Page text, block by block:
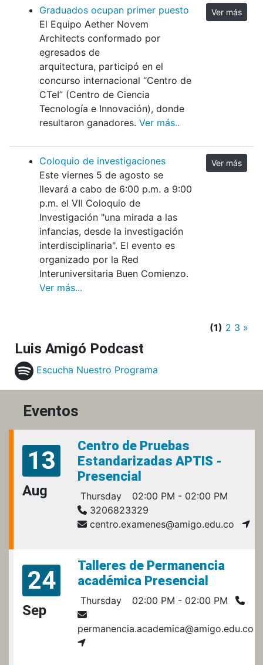
Graduados ocupan primer puesto
El Equipo Aether Novem
Architects conformado por
egresados de
arquitectura, participó en el
concurso internacional “Centro de
CTeI” (Centro de Ciencia
Tecnología e Innovación), donde
resultaron ganadores. Ver más..
Ver más
Coloquio de investigaciones
Este viernes 5 de agosto se
llevará a cabo de 6:00 p.m. a 9:00
p.m. el VII Coloquio de
Investigación "una mirada a las
infancias, desde la investigación
interdisciplinaria". El evento es
organizado por la Red
Interuniversitaria Buen Comienzo.
Ver más...
Ver más
(1) 2 3 »
Luis Amigó Podcast
Escucha Nuestro Programa
Eventos
13
Aug
Centro de Pruebas
Estandarizadas APTIS -
Presencial
Thursday
02:00 PM - 02:00 PM
3206823329
centro.examenes@amigo.edu.co
24
Sep
Talleres de Permanencia
académica Presencial
Thursday 02:00 PM - 02:00 PM
permanencia.academica@amigo.edu.co